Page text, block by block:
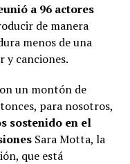
a 96 actores
de manera
menos de una
y canciones.
un montón de
para nosotros,
sostenido en el
Sara Motta, la
que está